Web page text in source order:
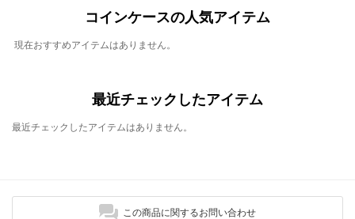
コインケースの人気アイテム
現在おすすめアイテムはありません。
最近チェックしたアイテム
最近チェックしたアイテムはありません。
この商品に関するお問い合わせ